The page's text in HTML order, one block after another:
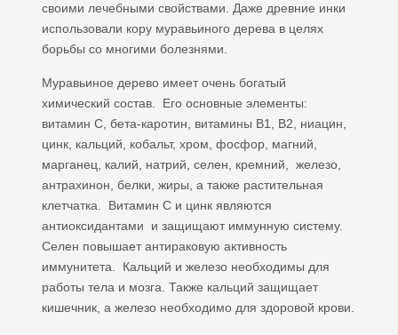
своими лечебными свойствами. Даже древние инки
использовали кору муравьиного дерева в целях
борьбы со многими болезнями.
Муравьиное дерево имеет очень богатый
химический состав. Его основные элементы:
витамин С, бета-каротин, витамины В1, В2, ниацин,
цинк, кальций, кобальт, хром, фосфор, магний,
марганец, калий, натрий, селен, кремний, железо,
антрахинон, белки, жиры, а также растительная
клетчатка. Витамин С и цинк являются
антиоксидантами и защищают иммунную систему.
Селен повышает антираковую активность
иммунитета. Кальций и железо необходимы для
работы тела и мозга. Также кальций защищает
кишечник, а железо необходимо для здоровой крови.